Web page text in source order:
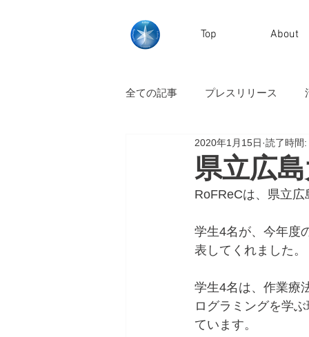
Top About
全ての記事 プレスリリース
県立広
2020年1月15日 読了時間
RoFReCは、県立
学生4名が、今年度
表してくれました。
学生4名は、作業療
ログラミングを学
ています。